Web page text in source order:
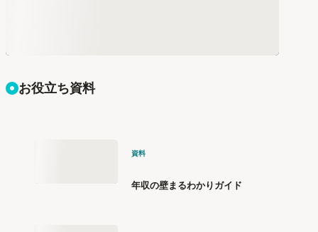
お役立ち資料
資料
年収の壁まるわかりガイド